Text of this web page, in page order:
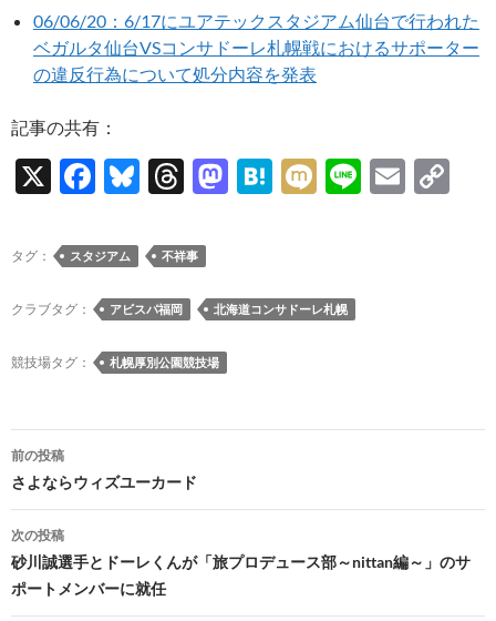
06/06/20：6/17にユアテックスタジアム仙台で行われた
ベガルタ仙台VSコンサドーレ札幌戦におけるサポーター
の違反行為について処分内容を発表
記事の共有：
X
F
e
b
o
o
k
Bl
es
k
y
T
e
a
ds
M
o
H
a
M Li
E
タグ： スタジアム 不祥事
クラブタグ： アビスパ福岡 北海道コンサドーレ札幌
競技場タグ： 札幌厚別公園競技場
投
稿
ナ
ビ
ゲ
前の投稿
さよならウィズユーカード
次の投稿
砂川誠選手とドーレくんが「旅プロデュース部～nittan編～」のサ
ポートメンバーに就任